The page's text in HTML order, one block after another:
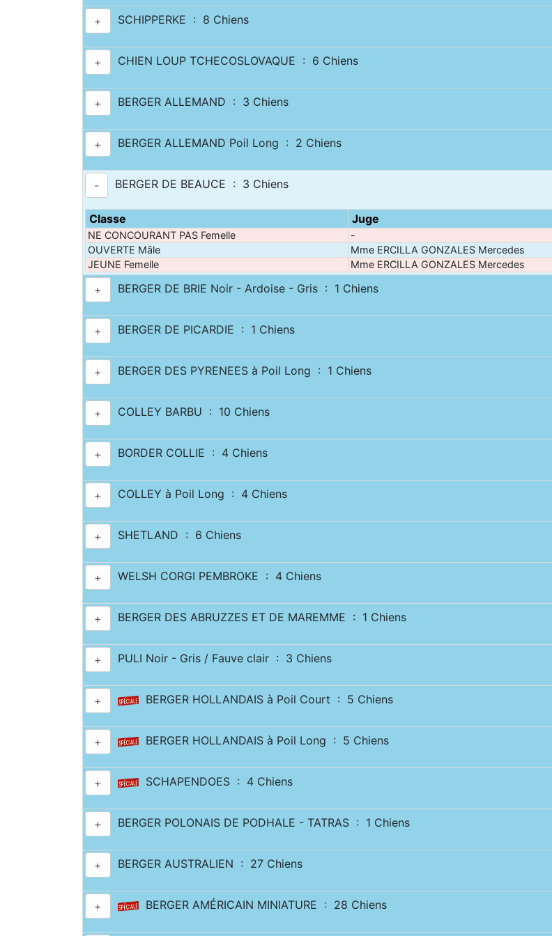
+ SCHIPPERKE : 8 Chiens
+ CHIEN LOUP TCHECOSLOVAQUE : 6 Chiens
+ BERGER ALLEMAND : 3 Chiens
+ BERGER ALLEMAND Poil Long : 2 Chiens
- BERGER DE BEAUCE : 3 Chiens
Classe Juge
NE CONCOURANT PAS Femelle -
OUVERTE Mâle
Mme ERCILLA GONZALES Mercedes
JEUNE Femelle
Mme ERCILLA GONZALES Mercedes
+ BERGER DE BRIE Noir - Ardoise - Gris : 1 Chiens
+ BERGER DE PICARDIE : 1 Chiens
+ BERGER DES PYRENEES à Poil Long : 1 Chiens
+ COLLEY BARBU : 10 Chiens
+ BORDER COLLIE : 4 Chiens
+ COLLEY à Poil Long : 4 Chiens
+ SHETLAND : 6 Chiens
+ WELSH CORGI PEMBROKE : 4 Chiens
+ BERGER DES ABRUZZES ET DE MAREMME : 1 Chiens
+ PULI Noir - Gris / Fauve clair : 3 Chiens
+ BERGER HOLLANDAIS à Poil Court : 5 Chiens
+ BERGER HOLLANDAIS à Poil Long : 5 Chiens
+ SCHAPENDOES : 4 Chiens
+ BERGER POLONAIS DE PODHALE - TATRAS : 1 Chiens
+ BERGER AUSTRALIEN : 27 Chiens
+ BERGER AMÉRICAIN MINIATURE : 28 Chiens